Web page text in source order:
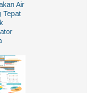
Air
Tepat